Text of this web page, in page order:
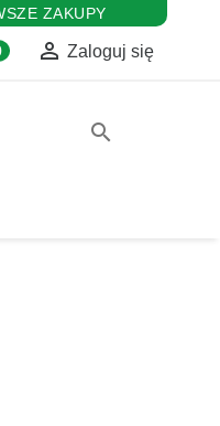
ZAKUPY
 Zaloguj się
search